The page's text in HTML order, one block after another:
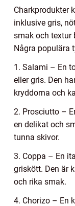
Charkprodukter
inklusive gris,
smak och textur
Några populära
1. Salami – En
eller gris. Den
kryddorna och
2. Prosciutto –
en delikat och
tunna skivor.
3. Coppa – En
griskött. Den är
och rika smak.
4. Chorizo – En